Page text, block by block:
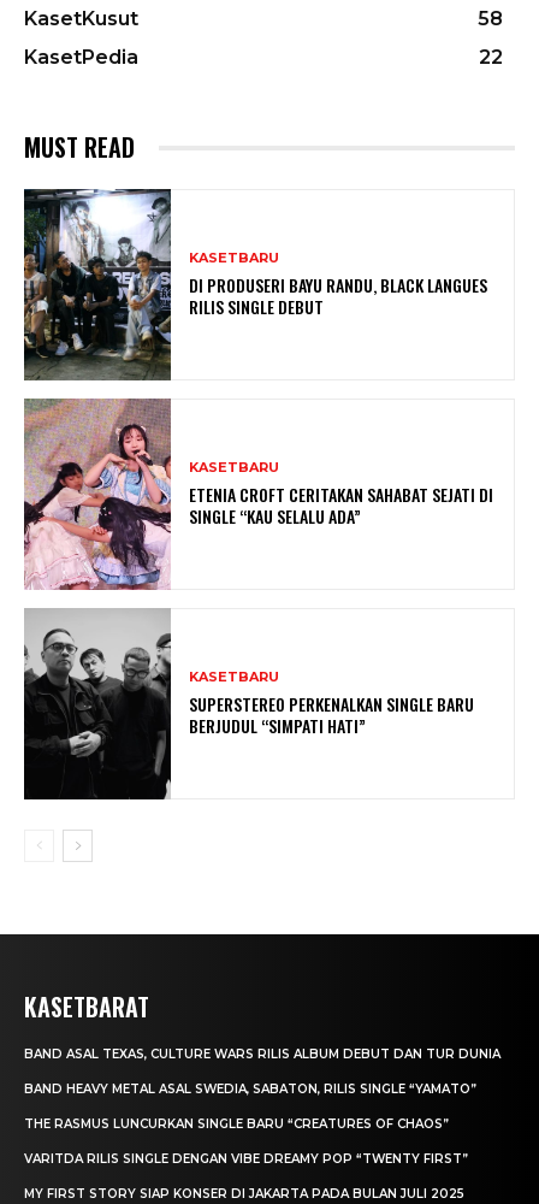
KasetKusut
58
KasetPedia
22
MUST READ
KASETBARU
DI PRODUSERI BAYU RANDU, BLACK LANGUES
RILIS SINGLE DEBUT
KASETBARU
ETENIA CROFT CERITAKAN SAHABAT SEJATI DI
SINGLE “KAU SELALU ADA”
KASETBARU
SUPERSTEREO PERKENALKAN SINGLE BARU
BERJUDUL “SIMPATI HATI”
KASETBARAT
BAND ASAL TEXAS, CULTURE WARS RILIS ALBUM DEBUT DAN TUR DUNIA
BAND HEAVY METAL ASAL SWEDIA, SABATON, RILIS SINGLE “YAMATO”
THE RASMUS LUNCURKAN SINGLE BARU “CREATURES OF CHAOS”
VARITDA RILIS SINGLE DENGAN VIBE DREAMY POP “TWENTY FIRST”
MY FIRST STORY SIAP KONSER DI JAKARTA PADA BULAN JULI 2025